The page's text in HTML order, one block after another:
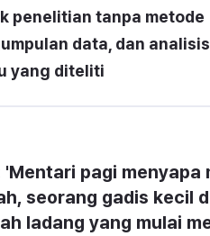
penelitian tanpa metode
data, dan
yang diteliti
pagi menyapa
seorang gadis kecil
ladang yang mulai